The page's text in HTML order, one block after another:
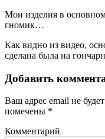
Мои изделия в
гномик…
Как видно из видео,
сделана была на
Добавить
Ваш адрес email не
помечены *
Комментарий